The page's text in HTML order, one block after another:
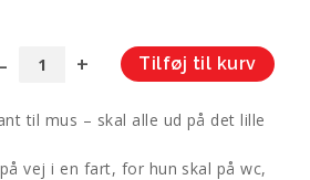
Toiletparaden
Zoo
Tilføj til kurv
A
til mus – skal alle ud på det lille
vej i en fart, for hun skal på wc,